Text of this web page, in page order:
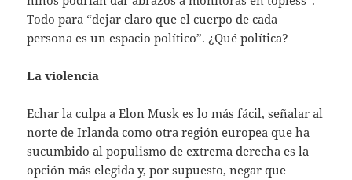
Todo para “dejar claro que el cuerpo de cada
persona es un espacio político”. ¿Qué política?
La violencia
Echar la culpa a Elon Musk es lo más fácil, señalar al
norte de Irlanda como otra región europea que ha
sucumbido al populismo de extrema derecha es la
opción más elegida y, por supuesto, negar que